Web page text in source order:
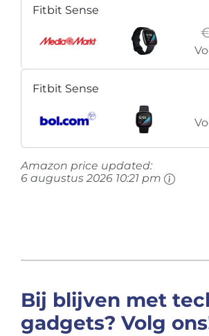
Fitbit Sense
Fitbit Sense
Amazon price updated:
6 augustus 2026 10:21 pm
Bij blijven met
gadgets? Volg